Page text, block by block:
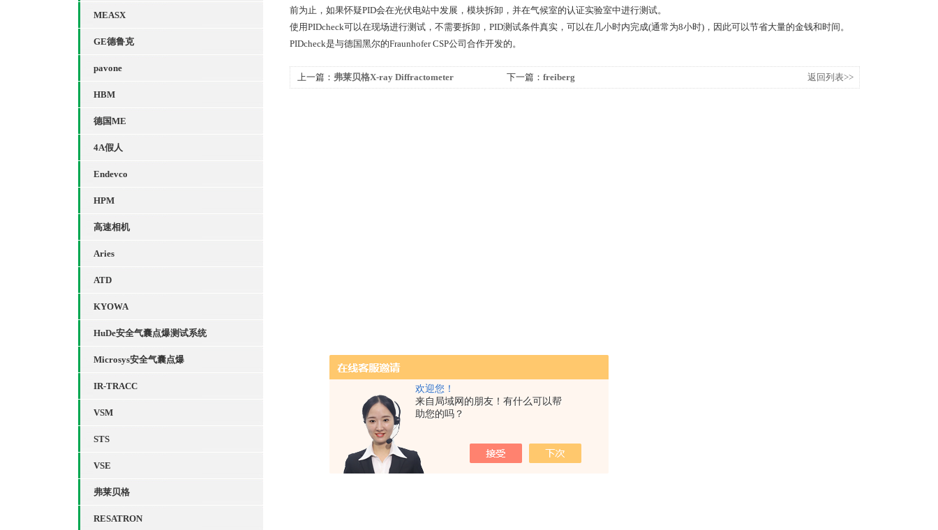
欢迎您！
来自局域网的朋友！有什么可以帮
助您的吗？
MEASX
GE德鲁克
pavone
HBM
德国ME
4A假人
Endevco
HPM
高速相机
Aries
ATD
KYOWA
HuDe安全气囊点爆测试系统
Microsys安全气囊点爆
IR-TRACC
VSM
STS
VSE
弗莱贝格
RESATRON
前为止，如果怀疑PID会在光伏电站中发展，模块拆卸，并在气候室的认证实验室中进行测试。
使用PIDcheck可以在现场进行测试，不需要拆卸，PID测试条件真实，可以在几小时内完成(通常为8小时)，因此可以节省大量的金钱和时间。
PIDcheck是与德国黑尔的Fraunhofer CSP公司合作开发的。
上一篇： 弗莱贝格X-ray Diffractometer 下一篇： freiberg 返回列表>>